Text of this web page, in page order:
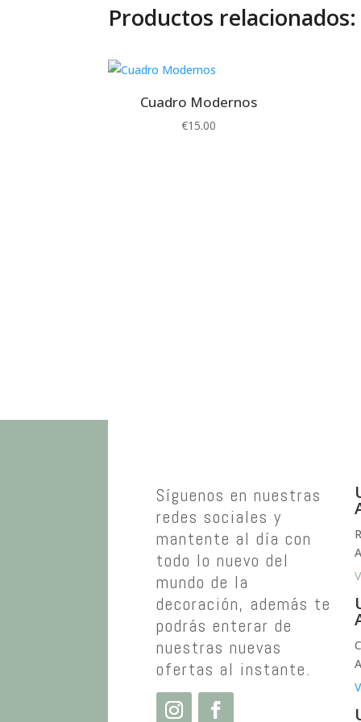
Productos relacionados:
Cuadro Modernos
€15.00
Síguenos en nuestras
redes sociales y
mantente al día con
todo lo nuevo del
mundo de la
decoración, además te
podrás enterar de
nuestras nuevas
ofertas al instante.